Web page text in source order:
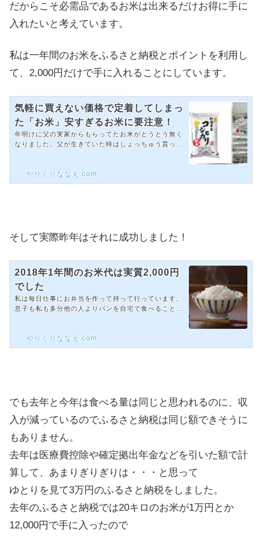
だからこそ必需品であるお米は出来るだけお得に手に
入れたいと考えています。
私は一年間のお米をふるさと納税とポイントを利用し
て、2,000円だけで手に入れることにしています。
気軽に買えない価格で定着してしまっ
た「お米」安すぎるお米に要注意！
年明けに父の実家からもらってたお米がとうとう無く
なりました。父が生きていた時はしょっちゅう貰って
米や備蓄米を買って何とかつないでいましたが、昨年
の政府備蓄米のあまりの不味さにもう懲り懲り！と思
で見てみると、あ...
やりくりななえ.com
そして実際昨年はそれに成功しました！
2018年1年間のお米代は実質2,000円
でした
私は毎日仕事にお弁当を作って持って行っています。
息子も私も多分他の人よりパンを自宅で食べることが
家からお米や野菜をもらう機会が無くなってしまいま
した。(かなり遠方でめったに行けない)だから今年1
税と全額楽天ポイン...
やりくりななえ.com
でも去年と今年は食べる量は同じと思われるのに、収
入が減っているのでふるさと納税は同じ額できそうに
もありません。
去年は医療費控除や確定拠出年金などを引いた額で計
算して、あまりぎりぎりは・・・と思って
ゆとりを見て3万円のふるさと納税をしました。
去年のふるさと納税では20キロのお米が1万円とか
12,000円で手に入ったので